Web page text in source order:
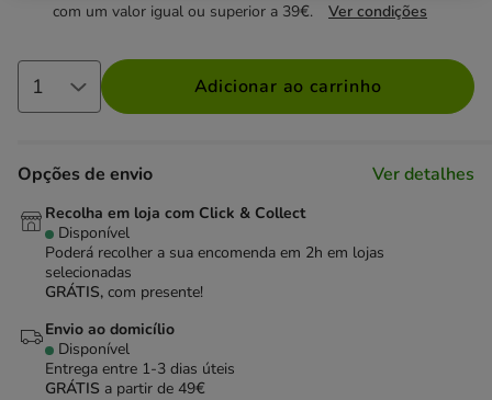
com um valor igual ou superior a 39€.
Ver condições
Adicionar ao carrinho
Opções de envio Ver detalhes
Recolha em loja com Click & Collect
Disponível
Poderá recolher a sua encomenda em 2h em lojas
selecionadas
GRÁTIS, com presente!
Envio ao domicílio
Disponível
Entrega entre 1-3 dias úteis
GRÁTIS a partir de 49€